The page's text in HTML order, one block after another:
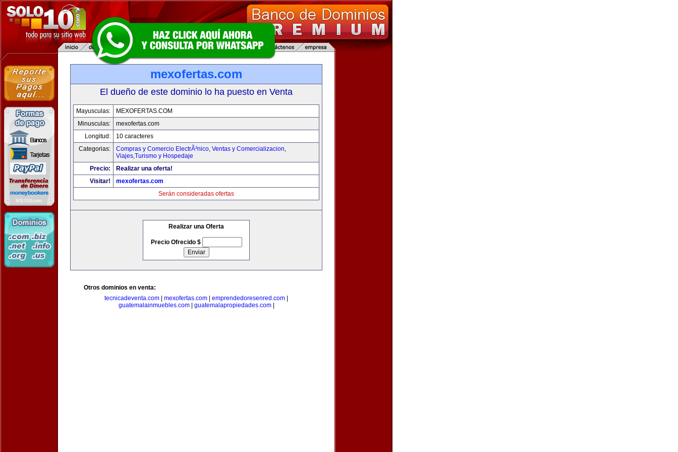
mexofertas.com
El dueño de este dominio lo ha puesto en Venta
Mayusculas:
MEXOFERTAS.COM
Minusculas:
mexofertas.com
Longitud:
10 caracteres
Categorias:
Compras y Comercio ElectrÃ³nico, Ventas y Comercializacion,
Viajes,Turismo y Hospedaje
Precio:
Realizar una oferta!
Visitar!
mexofertas.com
Serán consideradas ofertas
Realizar una Oferta
Precio Ofrecido $
Otros dominios en venta:
tecnicadeventa.com
mexofertas.com emprendedoresenred.com
guatemalainmuebles.com| guatemalapropiedades.com|